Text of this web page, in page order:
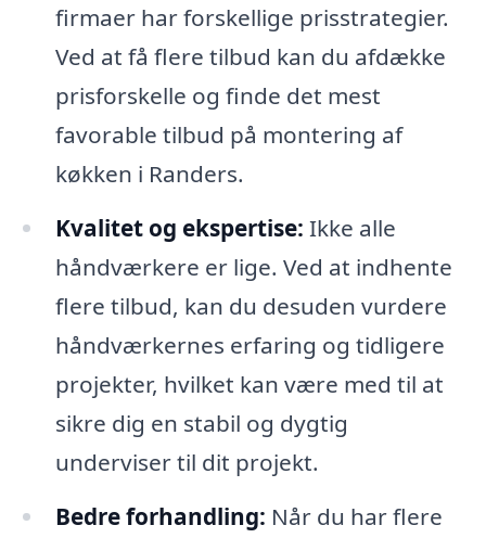
firmaer har forskellige prisstrategier.
Ved at få flere tilbud kan du afdække
prisforskelle og finde det mest
favorable tilbud på montering af
køkken i Randers.
Kvalitet og ekspertise: Ikke alle
håndværkere er lige. Ved at indhente
flere tilbud, kan du desuden vurdere
håndværkernes erfaring og tidligere
projekter, hvilket kan være med til at
sikre dig en stabil og dygtig
underviser til dit projekt.
Bedre forhandling: Når du har flere